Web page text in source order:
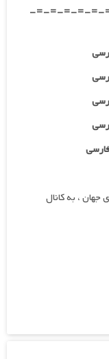
-=-=-=-=-=-
، به کانال